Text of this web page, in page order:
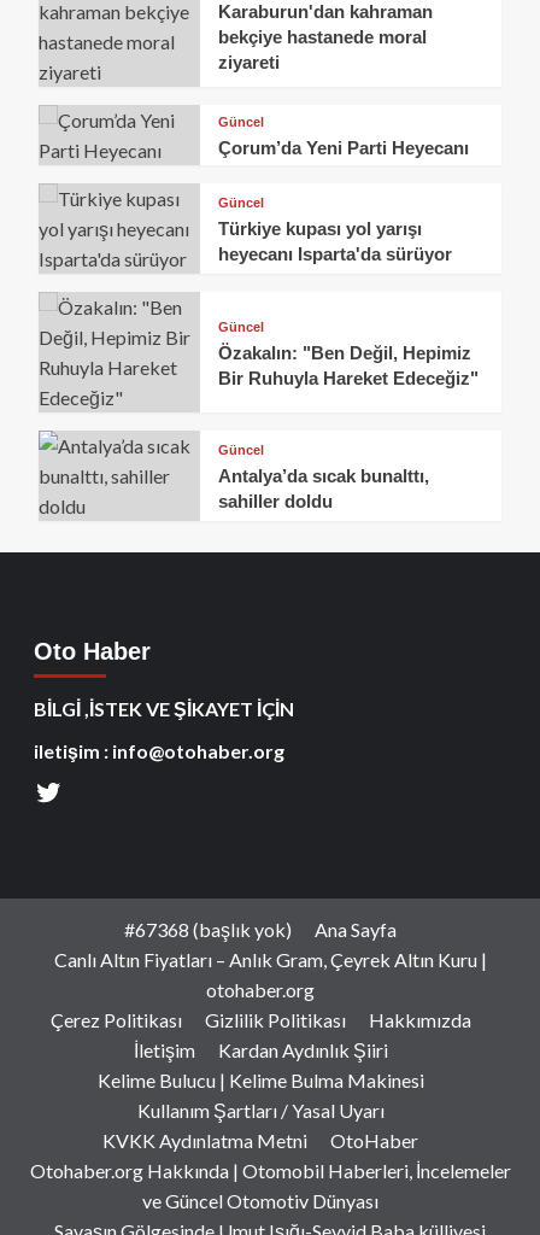
Karaburun'dan kahraman
bekçiye hastanede moral
ziyareti
Güncel
Çorum’da Yeni Parti Heyecanı
Güncel
Türkiye kupası yol yarışı
heyecanı Isparta'da sürüyor
Güncel
Özakalın: "Ben Değil, Hepimiz
Bir Ruhuyla Hareket Edeceğiz"
Güncel
Antalya’da sıcak bunalttı,
sahiller doldu
Oto Haber
BİLGİ ,İSTEK VE ŞİKAYET İÇİN
iletişim : info@otohaber.org
#67368 (başlık yok)
Ana Sayfa
Canlı Altın Fiyatları – Anlık Gram, Çeyrek Altın Kuru |
otohaber.org
Çerez Politikası
Gizlilik Politikası
Hakkımızda
İletişim
Kardan Aydınlık Şiiri
Kelime Bulucu | Kelime Bulma Makinesi
Kullanım Şartları / Yasal Uyarı
KVKK Aydınlatma Metni
OtoHaber
Otohaber.org Hakkında | Otomobil Haberleri, İncelemeler
ve Güncel Otomotiv Dünyası